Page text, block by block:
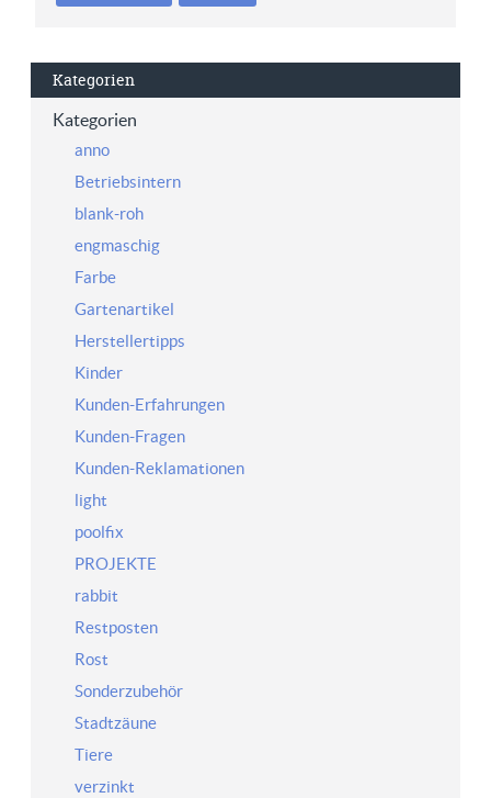
Kategorien
Kategorien
anno
Betriebsintern
blank-roh
engmaschig
Farbe
Gartenartikel
Herstellertipps
Kinder
Kunden-Erfahrungen
Kunden-Fragen
Kunden-Reklamationen
light
poolfix
PROJEKTE
rabbit
Restposten
Rost
Sonderzubehör
Stadtzäune
Tiere
verzinkt